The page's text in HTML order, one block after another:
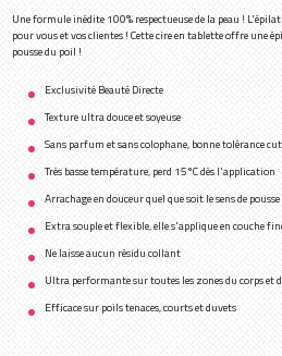
Une formule inédite 100% respectueuse de la peau !
pour vous et vos clientes ! Cette cire en tablette offre une
pousse du poil !
Exclusivité Beauté Directe
Texture ultra douce et soyeuse
Sans parfum et sans colophane, bonne tolérance
Très basse température, perd 15°C dès l'application
Arrachage en douceur quel que soit le sens de
Extra souple et flexible, elle s'applique en couche
Ne laisse aucun résidu collant
Ultra performante sur toutes les zones du corps et
Efficace sur poils tenaces, courts et duvets